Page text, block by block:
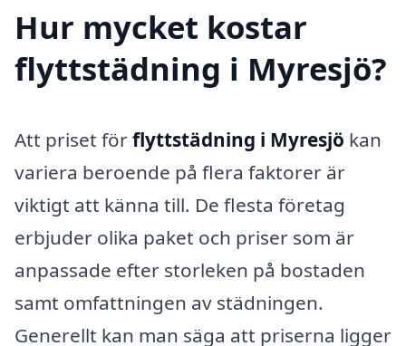
Hur mycket kostar
flyttstädning i Myresjö?
Att priset förflyttstädning i Myresjö kan
variera beroende på flera faktorer är
viktigt att känna till. De flesta företag
erbjuder olika paket och priser som är
anpassade efter storleken på bostaden
samt omfattningen av städningen.
Generellt kan man säga att priserna ligger